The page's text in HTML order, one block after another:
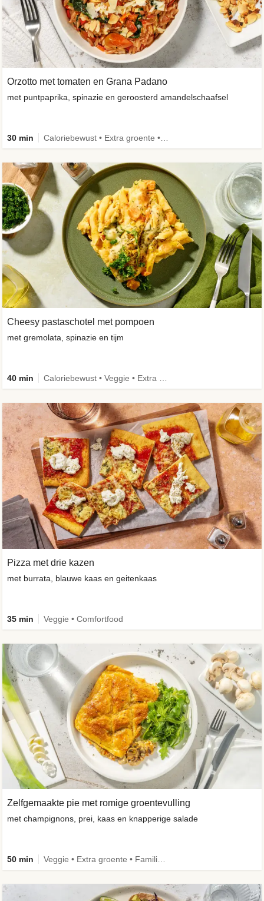
Orzotto met tomaten en Grana Padano
met puntpaprika, spinazie en geroosterd amandelschaafsel
30 min
Cheesy pastaschotel met pompoen
met gremolata, spinazie en tijm
40 min
Pizza met drie kazen
met burrata, blauwe kaas en geitenkaas
35 min Veggie • Comfortfood
Zelfgemaakte pie met romige groentevulling
met champignons, prei, kaas en knapperige salade
50 min